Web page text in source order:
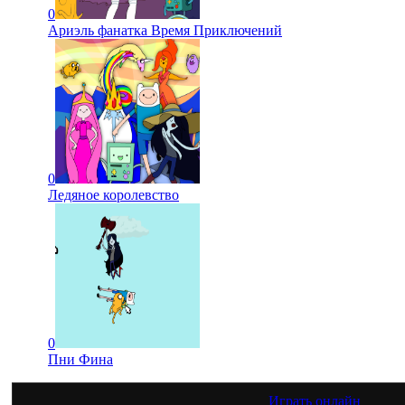
0
Ариэль фанатка Время Приключений
0
Ледяное королевство
0
Пни Фина
Играть онлайн